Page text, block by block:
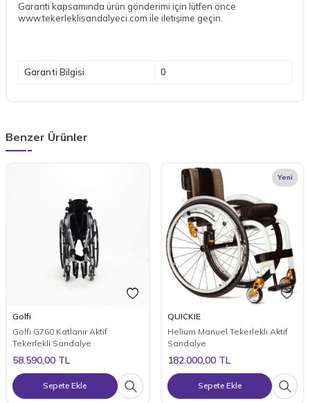
Garanti kapsamında ürün gönderimi için lütfen önce
www.tekerleklisandalyeci.com ile iletişime geçin.
Garanti Bilgisi 0
Benzer Ürünler
Golfi
Golfi G760 Katlanır Aktif
Tekerlekli Sandalye
58.590,00 TL
Sepete Ekle
Yeni
QUICKIE
Helium Manuel Tekerlekli Aktif
Sandalye
182.000,00TL
Sepete Ekle